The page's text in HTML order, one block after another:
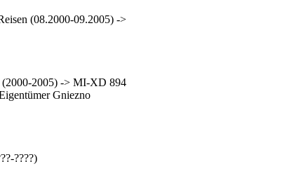
(08.2000-09.2005) ->
2005) -> MI-XD 894
Gniezno
????)